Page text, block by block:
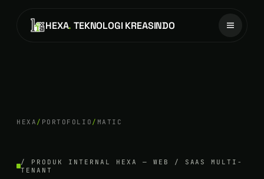
HEXA. TEKNOLOGI KREASINDO
HEXA / PORTOFOLIO / MATIC
/ PRODUK INTERNAL HEXA — WEB / SAAS MULTI-
TENANT